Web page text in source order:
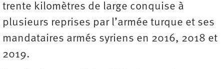
trente kilomètres de large conquise à
plusieurs reprises par l’armée turque et ses
mandataires armés syriens en 2016, 2018 et
2019.